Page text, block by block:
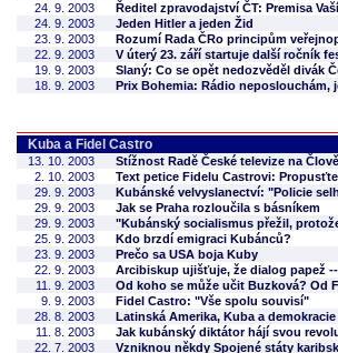
24. 9. 2003
Ředitel zpravodajství ČT: Premisa
24. 9. 2003
Jeden Hitler a jeden Žid
23. 9. 2003
Rozumí Rada ČRo principům
22. 9. 2003
V úterý 23. září startuje další ročník
19. 9. 2003
Slaný: Co se opět nedozvěděl divák
18. 9. 2003
Prix Bohemia: Rádio neposlouchám,
Kuba a Fidel Castro
13. 10. 2003
Stížnost Radě České televize na
2. 10. 2003
Text petice Fidelu Castrovi:
29. 9. 2003
Kubánské velvyslanectví: "Policie
29. 9. 2003
Jak se Praha rozloučila s básníkem
29. 9. 2003
"Kubánský socialismus přežil,
25. 9. 2003
Kdo brzdí emigraci Kubánců?
23. 9. 2003
Prečo sa USA boja Kuby
22. 9. 2003
Arcibiskup ujišťuje, že dialog papež
11. 9. 2003
Od koho se může učit Buzková? Od
9. 9. 2003
Fidel Castro: "Vše spolu souvisí"
28. 8. 2003
Latinská Amerika, Kuba a demokracie
11. 8. 2003
Jak kubánský diktátor hájí svou
22. 7. 2003
Vzniknou někdy Spojené státy